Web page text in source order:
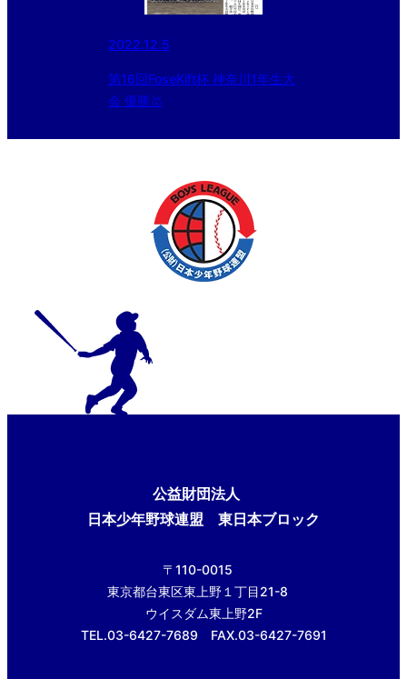
2022.12.5
第16回FoseKift杯 神奈川1年生大
会 優勝🥇
公益財団法人
日本少年野球連盟 東日本ブロック
〒110-0015
東京都台東区東上野１丁目21-8
ウイスダム東上野2F
TEL.03-6427-7689 FAX.03-6427-7691